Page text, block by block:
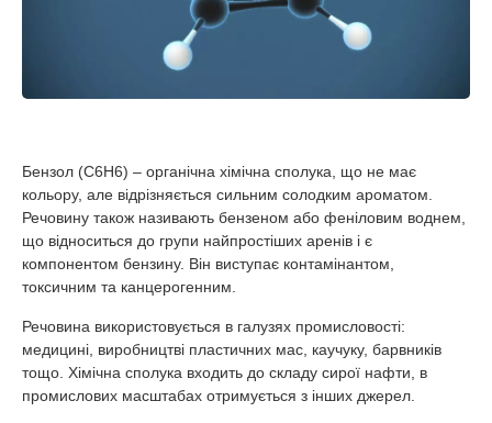
Бензол (C6H6) – органічна хімічна сполука, що не має
кольору, але відрізняється сильним солодким ароматом.
Речовину також називають бензеном або феніловим воднем,
що відноситься до групи найпростіших аренів і є
компонентом бензину. Він виступає контамінантом,
токсичним та канцерогенним.
Речовина використовується в галузях промисловості:
медицині, виробництві пластичних мас, каучуку, барвників
тощо. Хімічна сполука входить до складу сирої нафти, в
промислових масштабах отримується з інших джерел.